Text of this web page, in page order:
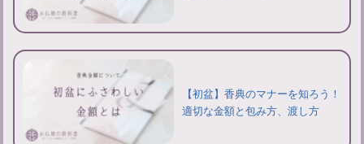
【初盆】香典のマナーを知ろう！
適切な金額と包み方、渡し方